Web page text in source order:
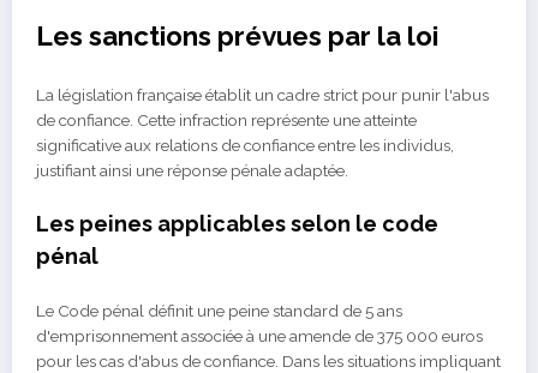
Les sanctions prévues par la loi
La législation française établit un cadre strict pour punir l'abus
de confiance. Cette infraction représente une atteinte
significative aux relations de confiance entre les individus,
justifiant ainsi une réponse pénale adaptée.
Les peines applicables selon le code
pénal
Le Code pénal définit une peine standard de 5 ans
d'emprisonnement associée à une amende de 375 000 euros
pour les cas d'abus de confiance. Dans les situations impliquant